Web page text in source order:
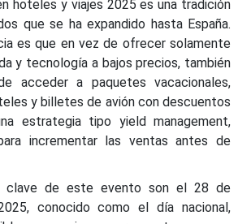
hoteles y viajes 2025 es una tradición
que se ha expandido hasta España.
es que en vez de ofrecer solamente
y tecnología a bajos precios, también
acceder a paquetes vacacionales,
y billetes de avión con descuentos
estrategia tipo yield management,
incrementar las ventas antes de
clave de este evento son el 28 de
conocido como el día nacional,